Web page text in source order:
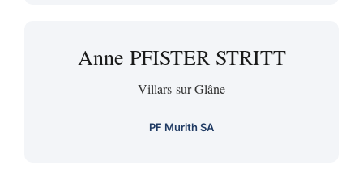
Anne PFISTER STRITT
Villars-sur-Glâne
PF Murith SA